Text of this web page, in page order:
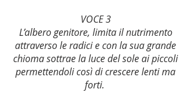
VOCE 3
L’albero genitore, limita il nutrimento
attraverso le radici e con la sua grande
chioma sottrae la luce del sole ai piccoli
permettendoli così di crescere lenti ma
forti.